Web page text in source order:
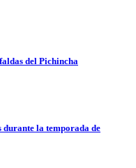
del Pichincha
durante la temporada de